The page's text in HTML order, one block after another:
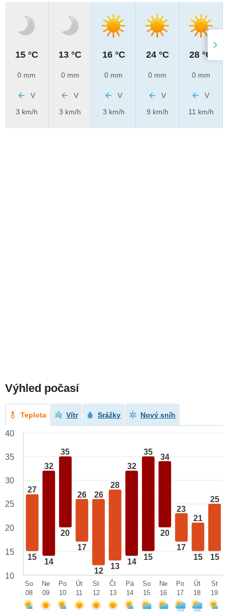
15 °C
0 mm
V
3 km/h
13 °C
0 mm
V
3 km/h
16 °C
0 mm
V
3 km/h
24 °C
0 mm
V
9 km/h
28 °C
0 mm
V
11 km/h
Výhled počasí
Teplota Vítr Srážky Nový sníh
27
15
32
14
35
20
26
17
26
12
28
13
32
14
35
15
34
20
23
17
21
15
25
15
40
35
30
25
20
15
10
So
08
Ne
09
Po
10
Út
11
St
12
Čt
13
Pá
14
So
15
Ne
16
Po
17
Út
18
St
19